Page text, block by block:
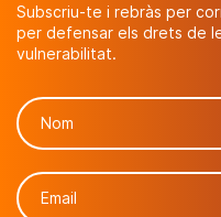
Subscriu-te i rebràs per
per defensar els drets de
vulnerabilitat.